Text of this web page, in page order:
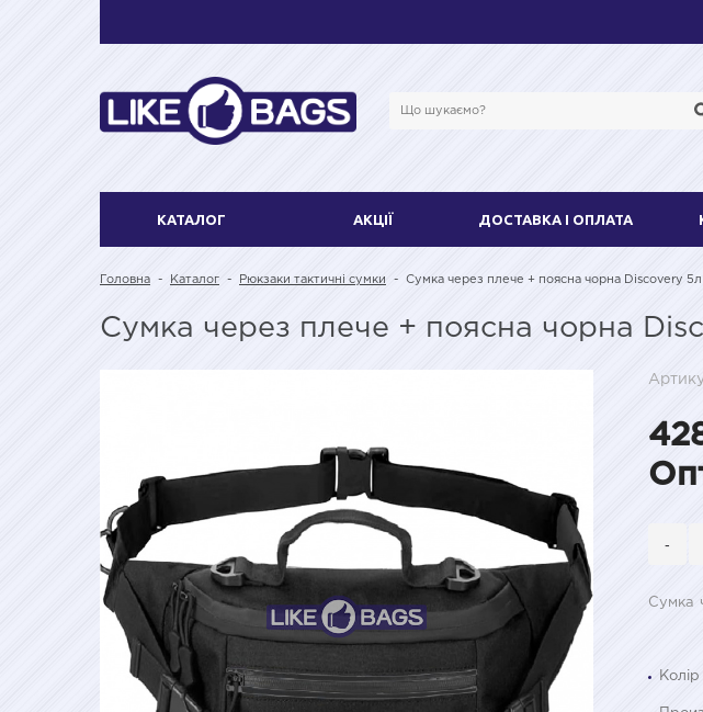
КАТАЛОГ АКЦІЇ ДОСТАВКА І ОПЛАТА
Головна - Каталог - Рюкзаки тактичні сумки - Сумка через плече + поясна чорна Discovery
Сумка через плече + поясна чорна
-
Сумка